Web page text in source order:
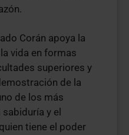
Corán apoya la
vida en formas
superiores y
de la
de los más
y el
tiene el poder